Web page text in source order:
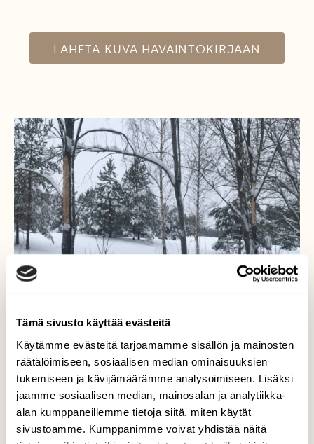
Tämä sivusto käyttää evästeitä
Käytämme evästeitä tarjoamamme sisällön ja mainosten
räätälöimiseen, sosiaalisen median ominaisuuksien
tukemiseen ja kävijämäärämme analysoimiseen. Lisäksi
jaamme sosiaalisen median, mainosalan ja analytiikka-
alan kumppaneillemme tietoja siitä, miten käytät
sivustoamme. Kumppanimme voivat yhdistää näitä
LÄHETÄ KUVA HAVAINTOKIRJAAN
Mikä nakertaa?
Hiihtoretkellä frisbee-kentän laidalla on